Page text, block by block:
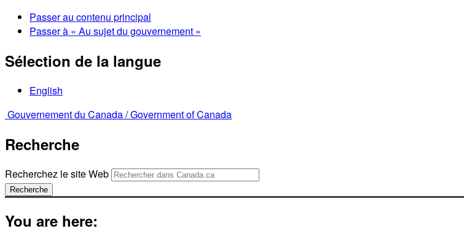
Passer au contenu principal
Passer à « Au sujet du gouvernement »
Sélection de la langue
English
Gouvernement du Canada /Government of Canada
Recherche
Recherchez le site Web
Recherche
You are here: